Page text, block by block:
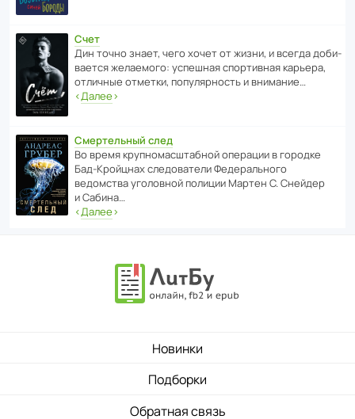
Счет
Дин точно знает, чего хочет от жизни, и всегда доби­
ва­ется жела­е­мого: успе­шная спор­ти­вная карьера,
отли­чные отметки, попу­ля­р­ность и внимание…
‹Далее›
Смертельный след
Во время круп­но­мас­ш­та­бной операции в городке
Бад‑Крой­цнах следо­ва­тели Феде­раль­ного
ведомства уголо­вной полиции Мартен С. Снейдер
и Сабина…
‹Далее›
Новинки
Подборки
Обратная связь